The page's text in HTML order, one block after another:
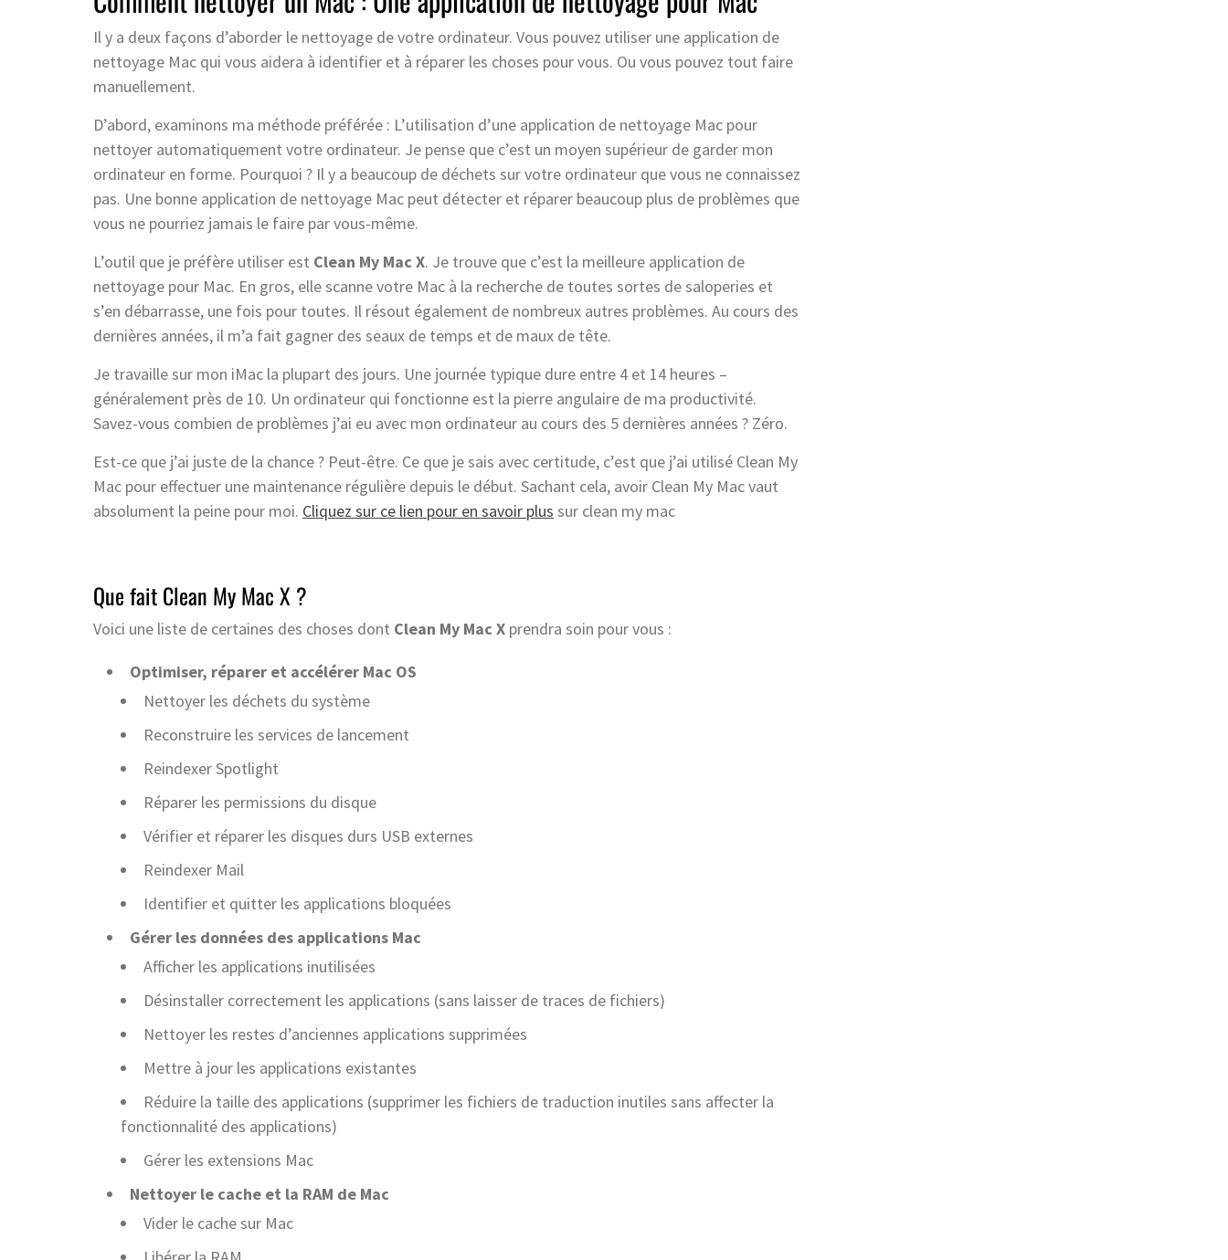
Il y a deux façons d’aborder le nettoyage de votre ordinateur. Vous pouvez utiliser une application de
nettoyage Mac qui vous aidera à identifier et à réparer les choses pour vous. Ou vous pouvez tout faire
manuellement.
D’abord, examinons ma méthode préférée : L’utilisation d’une application de nettoyage Mac pour
nettoyer automatiquement votre ordinateur. Je pense que c’est un moyen supérieur de garder mon
ordinateur en forme. Pourquoi ? Il y a beaucoup de déchets sur votre ordinateur que vous ne connaissez
pas. Une bonne application de nettoyage Mac peut détecter et réparer beaucoup plus de problèmes que
vous ne pourriez jamais le faire par vous-même.
L’outil que je préfère utiliser est Clean My Mac X. Je trouve que c’est la meilleure application de
nettoyage pour Mac. En gros, elle scanne votre Mac à la recherche de toutes sortes de saloperies et
s’en débarrasse, une fois pour toutes. Il résout également de nombreux autres problèmes. Au cours des
dernières années, il m’a fait gagner des seaux de temps et de maux de tête.
Je travaille sur mon iMac la plupart des jours. Une journée typique dure entre 4 et 14 heures –
généralement près de 10. Un ordinateur qui fonctionne est la pierre angulaire de ma productivité.
Savez-vous combien de problèmes j’ai eu avec mon ordinateur au cours des 5 dernières années ? Zéro.
Est-ce que j’ai juste de la chance ? Peut-être. Ce que je sais avec certitude, c’est que j’ai utilisé Clean My
Mac pour effectuer une maintenance régulière depuis le début. Sachant cela, avoir Clean My Mac vaut
absolument la peine pour moi. Cliquez sur ce lien pour en savoir plus sur clean my mac
Que fait Clean My Mac X ?
Voici une liste de certaines des choses dont Clean My Mac X prendra soin pour vous :
Optimiser, réparer et accélérer Mac OS
Nettoyer les déchets du système
Reconstruire les services de lancement
Reindexer Spotlight
Réparer les permissions du disque
Vérifier et réparer les disques durs USB externes
Reindexer Mail
Identifier et quitter les applications bloquées
Gérer les données des applications Mac
Afficher les applications inutilisées
Désinstaller correctement les applications (sans laisser de traces de fichiers)
Nettoyer les restes d’anciennes applications supprimées
Mettre à jour les applications existantes
Réduire la taille des applications (supprimer les fichiers de traduction inutiles sans affecter la
fonctionnalité des applications)
Gérer les extensions Mac
Nettoyer le cache et la RAM de Mac
Vider le cache sur Mac